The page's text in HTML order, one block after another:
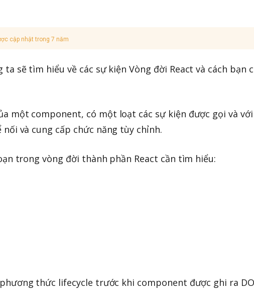
cập nhật trong 7 năm
sẽ tìm hiểu về các sự kiện Vòng đời React và cách bạn
một component, có một loạt các sự kiện được gọi và với
và cung cấp chức năng tùy chỉnh.
trong vòng đời thành phần React cần tìm hiểu:
thức lifecycle trước khi component được ghi ra